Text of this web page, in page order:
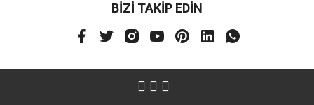
BİZİ TAKİP EDİN